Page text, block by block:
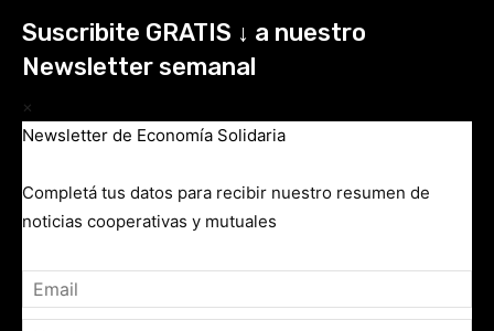
Suscribite GRATIS ↓ a nuestro
Newsletter semanal
×
Newsletter de Economía Solidaria
Completá tus datos para recibir nuestro resumen de
noticias cooperativas y mutuales